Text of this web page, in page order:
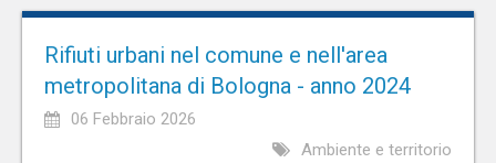
Rifiuti urbani nel comune e nell'area
metropolitana di Bologna - anno 2024
06 Febbraio 2026
Ambiente e territorio